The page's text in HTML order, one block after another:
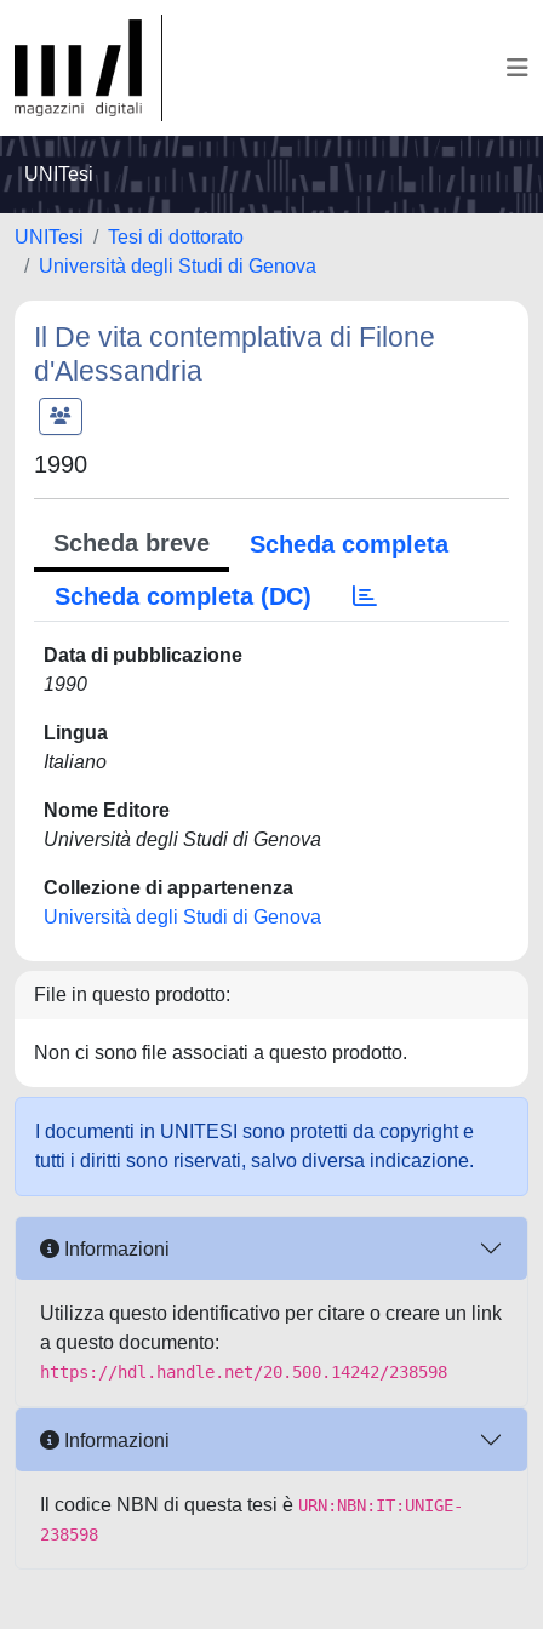
UNITesi
UNITesi
Tesi di dottorato
Università degli Studi di Genova
Il De vita contemplativa di Filone
d'Alessandria
1990
Scheda breve
Scheda completa
Scheda completa (DC)
Data di pubblicazione
1990
Lingua
Italiano
Nome Editore
Università degli Studi di Genova
Collezione di appartenenza
Università degli Studi di Genova
File in questo prodotto:
Non ci sono file associati a questo prodotto.
I documenti in UNITESI sono protetti da copyright e
tutti i diritti sono riservati, salvo diversa indicazione.
Informazioni
Utilizza questo identificativo per citare o creare un link
a questo documento:
https://hdl.handle.net/20.500.14242/238598
Informazioni
Il codice NBN di questa tesi è URN:NBN:IT:UNIGE-
238598